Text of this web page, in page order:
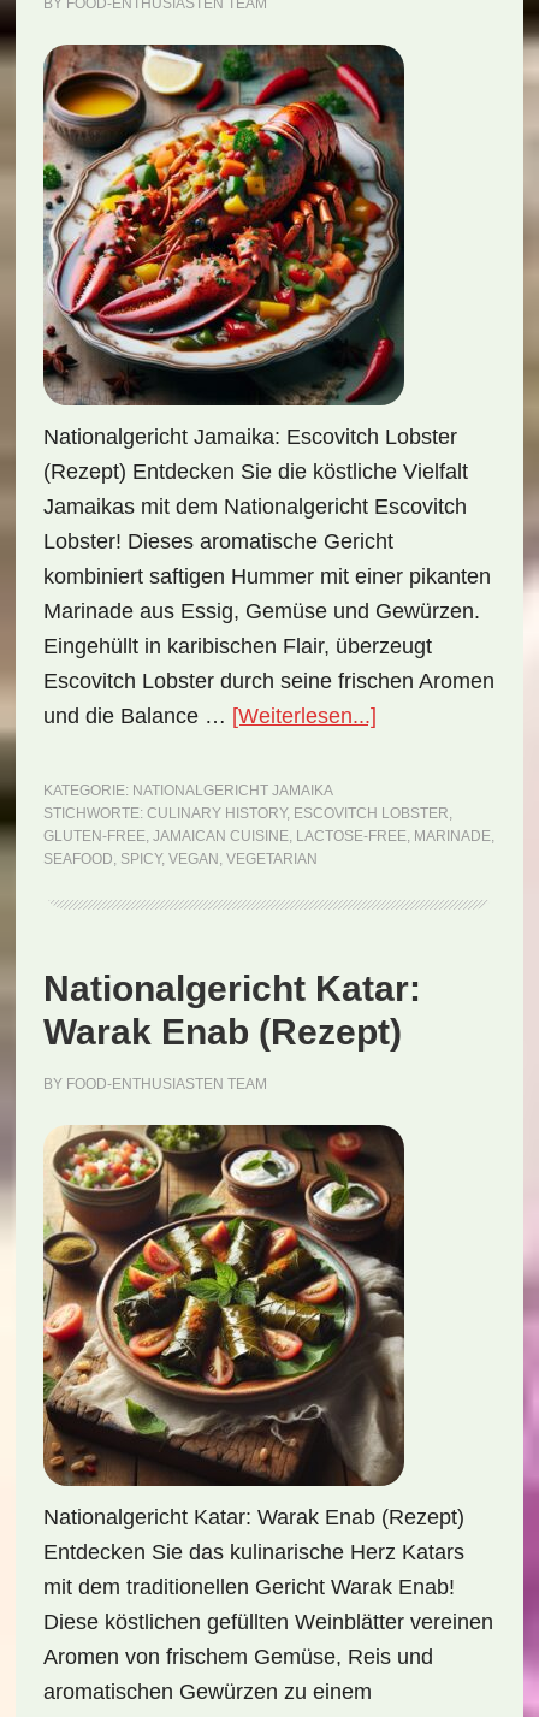
BY FOOD-ENTHUSIASTEN TEAM
Nationalgericht Jamaika: Escovitch Lobster
(Rezept) Entdecken Sie die köstliche Vielfalt
Jamaikas mit dem Nationalgericht Escovitch
Lobster! Dieses aromatische Gericht
kombiniert saftigen Hummer mit einer pikanten
Marinade aus Essig, Gemüse und Gewürzen.
Eingehüllt in karibischen Flair, überzeugt
Escovitch Lobster durch seine frischen Aromen
und die Balance … [Weiterlesen...]
Lobster
KATEGORIE: NATIONALGERICHT JAMAIKA
STICHWORTE: CULINARY HISTORY, ESCOVITCH LOBSTER,
GLUTEN-FREE, JAMAICAN CUISINE, LACTOSE-FREE, MARINADE,
SEAFOOD, SPICY, VEGAN , VEGETARIAN
Nationalgericht Katar:
Warak Enab (Rezept)
BY FOOD-ENTHUSIASTEN TEAM
Nationalgericht Katar: Warak Enab (Rezept)
Entdecken Sie das kulinarische Herz Katars
mit dem traditionellen Gericht Warak Enab!
Diese köstlichen gefüllten Weinblätter vereinen
Aromen von frischem Gemüse, Reis und
aromatischen Gewürzen zu einem